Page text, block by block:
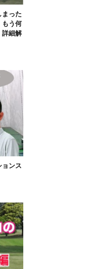
まった
う何
詳細解
ョンス